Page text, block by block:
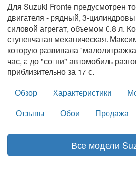
Для Suzuki Fronte предусмотрен
двигателя - рядный, 3-
силовой агрегат, объемом 0.8 л.
ступенчатая механическая.
которую развивала
час, а до "сотни" автомобиль
приблизительно за 17 с.
Обзор
Характеристики
Отзывы
Обои Продажа
Все модели